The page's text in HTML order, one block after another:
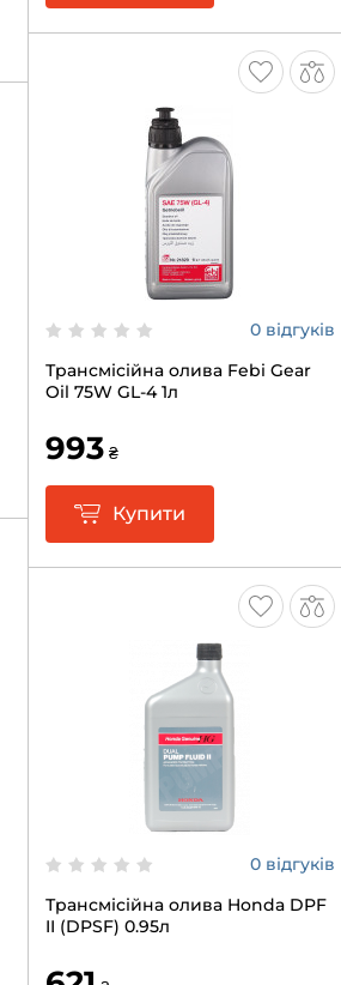
0 відгуків
Трансмісійна олива Febi Gear
Oil 75W GL-4 1л
993 ₴
Купити
0 відгуків
Трансмісійна олива Honda DPF
II (DPSF) 0.95л